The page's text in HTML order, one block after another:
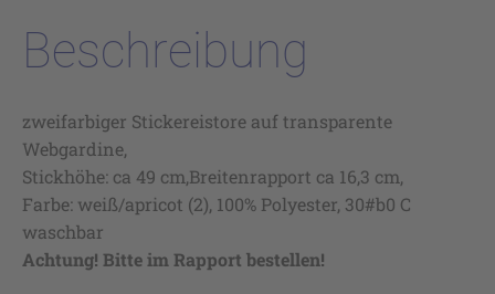
Beschreibung
zweifarbiger Stickereistore auf transparente
Webgardine,
Stickhöhe: ca 49 cm,Breitenrapport ca 16,3 cm,
Farbe: weiß/apricot (2), 100% Polyester, 30#b0 C
waschbar
Achtung! Bitte im Rapport bestellen!